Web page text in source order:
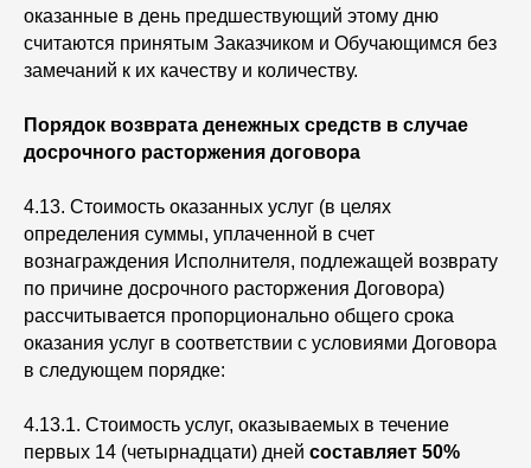
оказанные в день предшествующий этому дню
считаются принятым Заказчиком и Обучающимся без
замечаний к их качеству и количеству.
Порядок возврата денежных средств в случае
досрочного расторжения договора
4.13. Стоимость оказанных услуг (в целях
определения суммы, уплаченной в счет
вознаграждения Исполнителя, подлежащей возврату
по причине досрочного расторжения Договора)
рассчитывается пропорционально общего срока
оказания услуг в соответствии с условиями Договора
в следующем порядке:
4.13.1. Стоимость услуг, оказываемых в течение
первых 14 (четырнадцати) дней составляет 50%